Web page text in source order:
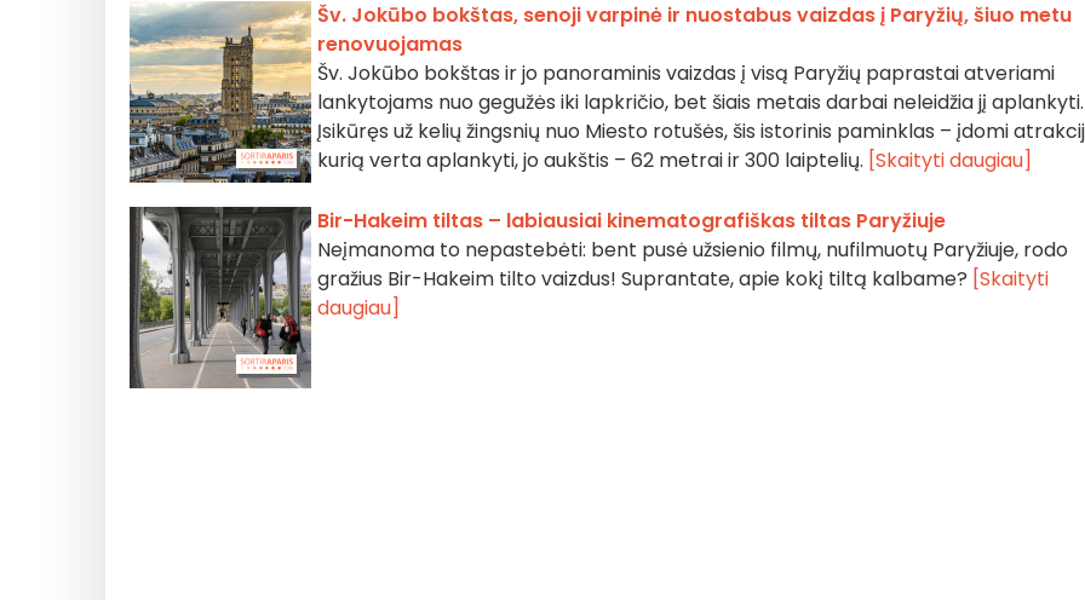
Šv. Jokūbo bokštas, senoji varpinė ir nuostabus vaizdas į Paryžių, šiuo metu
renovuojamas
Šv. Jokūbo bokštas ir jo panoraminis vaizdas į visą Paryžių paprastai atveriami
lankytojams nuo gegužės iki lapkričio, bet šiais metais darbai neleidžia jį aplankyti.
Įsikūręs už kelių žingsnių nuo Miesto rotušės, šis istorinis paminklas – įdomi
kurią verta aplankyti, jo aukštis – 62 metrai ir 300 laiptelių. [Skaityti daugiau]
Bir-Hakeim tiltas – labiausiai kinematografiškas tiltas Paryžiuje
Neįmanoma to nepastebėti: bent pusė užsienio filmų, nufilmuotų Paryžiuje, rodo
gražius Bir-Hakeim tilto vaizdus! Suprantate, apie kokį tiltą kalbame? [Skaityti
daugiau]